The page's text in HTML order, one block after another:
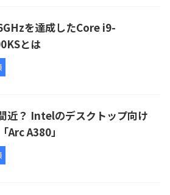
を達成したCore i9-
とは
近？ Intelのデスクトップ向け
Arc A380」